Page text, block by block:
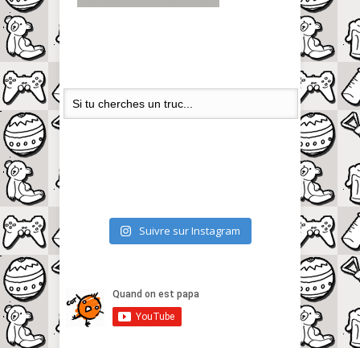
Suivre sur Instagram